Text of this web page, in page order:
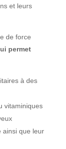
et leurs
de force
permet
à des
vitaminiques
ainsi que leur